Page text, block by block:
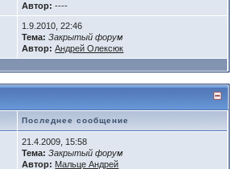
Автор: ----
1.9.2010, 22:46
Тема: Закрытый форум
Автор: Андрей Олексюк
Последнее сообщение
21.4.2009, 15:58
Тема: Закрытый форум
Автор: Мальце Андрей